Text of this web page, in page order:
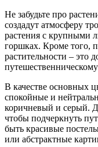
Не забудьте про
создадут атмосферу
растения с крупными
горшках. Кроме того,
растительности – это
В качестве основных
спокойные и
коричневый и серый.
чтобы подчеркнуть
быть красивые
или абстрактные